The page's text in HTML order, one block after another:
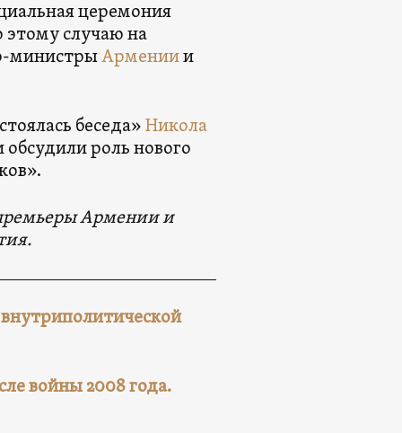
церемония
случаю на
министрыАрмениии
беседа»Никола
роль нового
Армении и
войны 2008 года.